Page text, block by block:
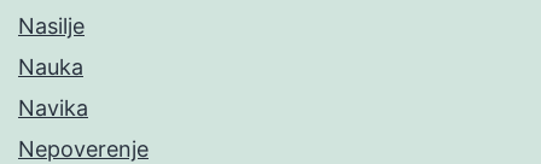
Nasilje
Nauka
Navika
Nepoverenje